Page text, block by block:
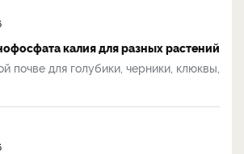
калия для разных растений
почве для голубики, черники, клюквы,